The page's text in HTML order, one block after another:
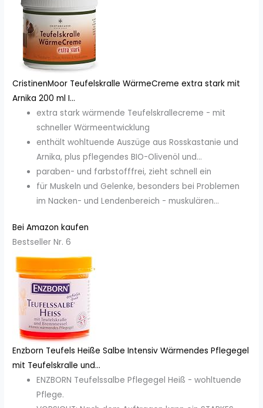
CristinenMoor Teufelskralle WärmeCreme extra stark mit
Arnika 200 ml I...
extra stark wärmende Teufelskrallecreme - mit
schneller Wärmeentwicklung
enthält wohltuende Auszüge aus Rosskastanie und
Arnika, plus pflegendes BIO-Olivenöl und...
paraben- und farbstofffrei, zieht schnell ein
für Muskeln und Gelenke, besonders bei Problemen
im Nacken- und Lendenbereich - muskulären...
Bei Amazon kaufen
Bestseller Nr. 6
Enzborn Teufels Heiße Salbe Intensiv Wärmendes Pflegegel
mit Teufelskralle und...
ENZBORN Teufelssalbe Pflegegel Heiß - wohltuende
Pflege.